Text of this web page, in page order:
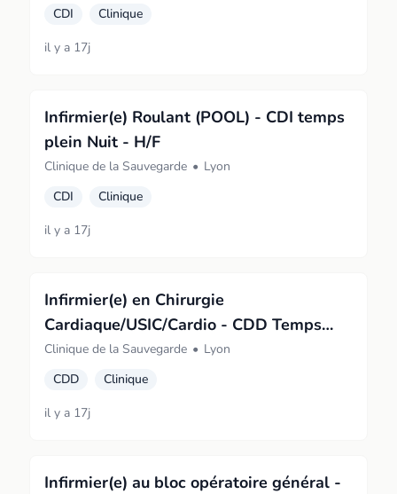
CDI
Clinique
il y a 17j
Infirmier(e) Roulant (POOL) - CDI temps
plein Nuit - H/F
Clinique de la Sauvegarde • Lyon
CDI
Clinique
il y a 17j
Infirmier(e) en Chirurgie
Cardiaque/USIC/Cardio - CDD Temps
plein de jour - H/F
Clinique de la Sauvegarde • Lyon
CDD
Clinique
il y a 17j
Infirmier(e) au bloc opératoire général -